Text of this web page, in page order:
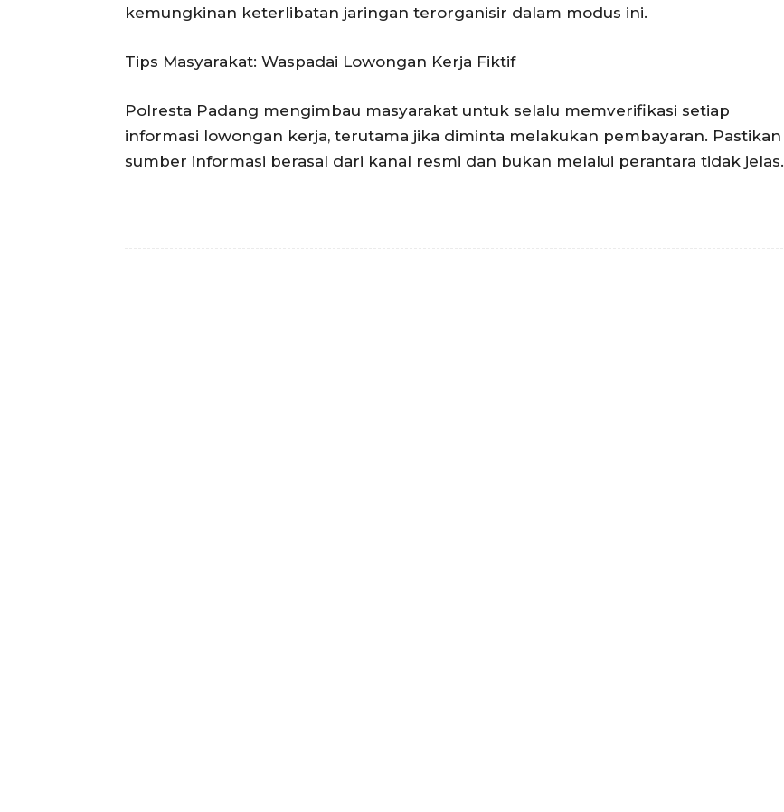
kemungkinan keterlibatan jaringan terorganisir dalam modus ini.
Tips Masyarakat: Waspadai Lowongan Kerja Fiktif
Polresta Padang mengimbau masyarakat untuk selalu memverifikasi setiap
informasi lowongan kerja, terutama jika diminta melakukan pembayaran. Pastikan
sumber informasi berasal dari kanal resmi dan bukan melalui perantara tidak jelas.